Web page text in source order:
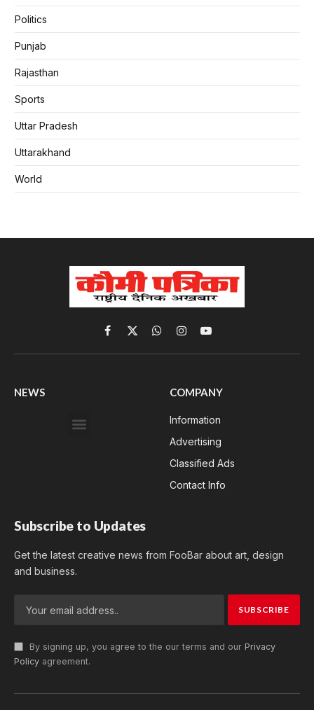
Politics
Punjab
Rajasthan
Sports
Uttar Pradesh
Uttarakhand
World
Facebook
X
(Twitter)
WhatsApp
InstagramYouTube
NEWS COMPANY
Information
Advertising
Classified Ads
Contact Info
Subscribe to Updates
Get the latest creative news from FooBar about art, design
and business.
By signing up, you agree to the our terms and our Privacy
Policy agreement.